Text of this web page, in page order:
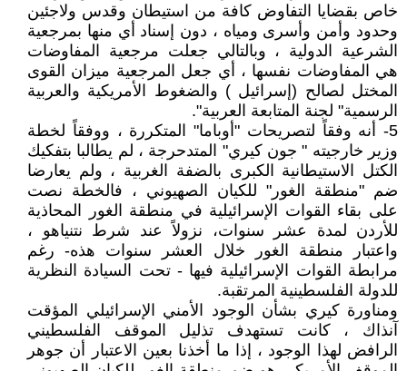
خاص بقضايا التفاوض كافة من استيطان وقدس ولاجئين
وحدود وأمن وأسرى ومياه ، دون إسناد أي منها بمرجعية
الشرعية الدولية ، وبالتالي جعلت مرجعية المفاوضات
هي المفاوضات نفسها ، أي جعل المرجعية ميزان القوى
المختل لصالح (إسرائيل ) والضغوط الأمريكية والعربية
الرسمية" لجنة المتابعة العربية".
5- أنه وفقاً لتصريحات "أوباما" المتكررة ، ووفقاً لخطة
وزير خارجيته " جون كيري" المتدحرجة ، لم يطالبا بتفكيك
الكتل الاستيطانية الكبرى بالضفة الغربية ، ولم يعارضا
ضم "منطقة الغور" للكيان الصهيوني ، فالخطة نصت
على بقاء القوات الإسرائيلية في منطقة الغور المحاذية
للأردن لمدة عشر سنوات، نزولاً عند شرط نتنياهو ،
واعتبار منطقة الغور خلال العشر سنوات هذه- رغم
مرابطة القوات الإسرائيلية فيها - تحت السيادة النظرية
للدولة الفلسطينية المرتقبة.
ومناورة كيري بشأن الوجود الأمني الإسرائيلي المؤقت
آنذاك ، كانت تستهدف تذليل الموقف الفلسطيني
الرافض لهذا الوجود ، إذا ما أخذنا بعين الاعتبار أن جوهر